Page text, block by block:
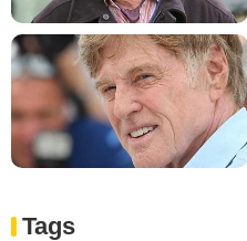
Tags